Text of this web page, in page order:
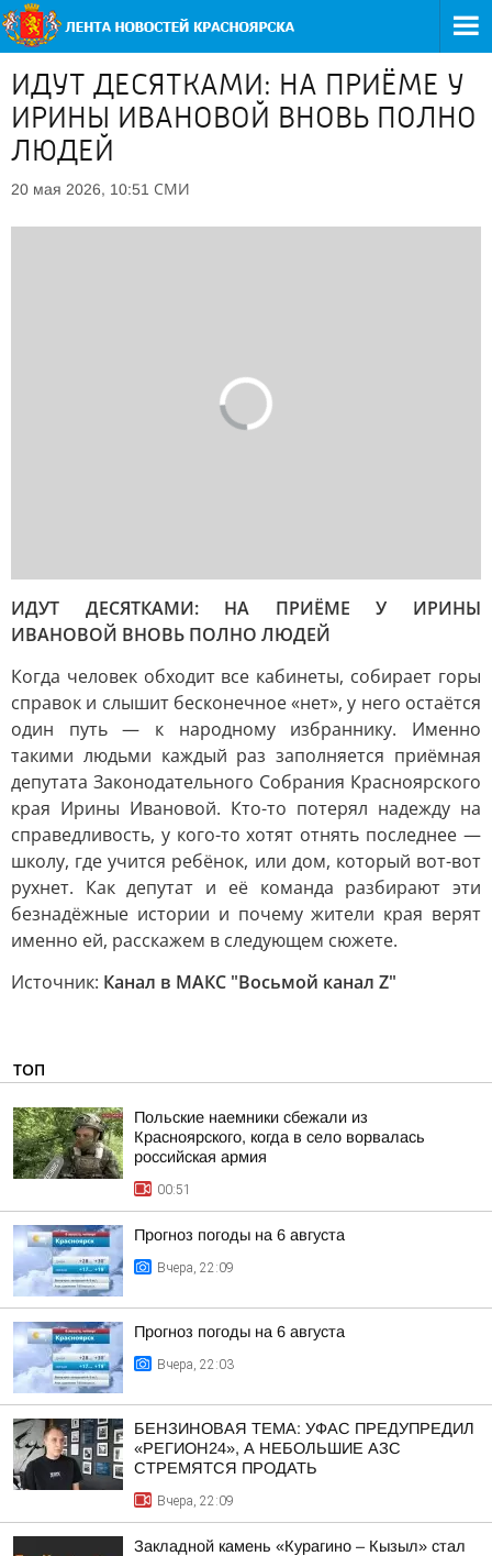
ИДУТ ДЕСЯТКАМИ: НА ПРИЁМЕ У
ИРИНЫ ИВАНОВОЙ ВНОВЬ ПОЛНО
ЛЮДЕЙ
20 мая 2026, 10:51 СМИ
ИДУТ ДЕСЯТКАМИ: НА ПРИЁМЕ У ИРИНЫ
ИВАНОВОЙ ВНОВЬ ПОЛНО ЛЮДЕЙ
Когда человек обходит все кабинеты, собирает горы
справок и слышит бесконечное «нет», у него остаётся
один путь — к народному избраннику. Именно
такими людьми каждый раз заполняется приёмная
депутата Законодательного Собрания Красноярского
края Ирины Ивановой. Кто-то потерял надежду на
справедливость, у кого-то хотят отнять последнее —
школу, где учится ребёнок, или дом, который вот-вот
рухнет. Как депутат и её команда разбирают эти
безнадёжные истории и почему жители края верят
именно ей, расскажем в следующем сюжете.
Источник: Канал в МАКС "Восьмой канал Z"
ТОП
Польские наемники сбежали из
Красноярского, когда в село ворвалась
российская армия
00:51
Прогноз погоды на 6 августа
Вчера, 22:09
Прогноз погоды на 6 августа
Вчера, 22:03
БЕНЗИНОВАЯ ТЕМА: УФАС ПРЕДУПРЕДИЛ
«РЕГИОН24», А НЕБОЛЬШИЕ АЗС
СТРЕМЯТСЯ ПРОДАТЬ
Вчера, 22:09
Закладной камень «Курагино – Кызыл» стал